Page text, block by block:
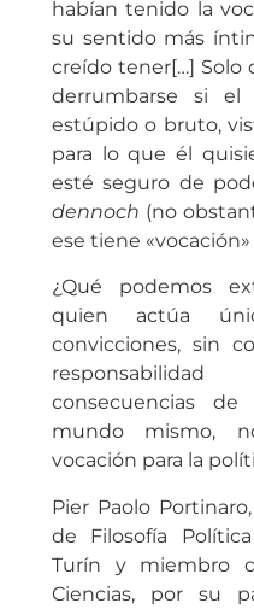
habían tenido la
su sentido más
creído tener[…] Solo
derrumbarse si el
estúpido o bruto,
para lo que él
esté seguro de
dennoch (no
ese tiene «vocación»
¿Qué podemos
quien actúa
convicciones, sin
consecuencias
mundo mismo,
vocación para la
Pier Paolo
de Filosofía
Turín y miembro
Ciencias, por su